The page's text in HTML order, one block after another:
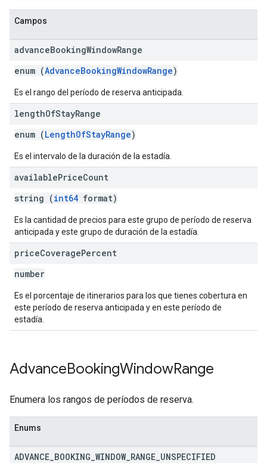
Campos
advanceBookingWindowRange
enum (AdvanceBookingWindowRange)
Es el rango del período de reserva anticipada.
lengthOfStayRange
enum (LengthOfStayRange)
Es el intervalo de la duración de la estadía.
availablePriceCount
string (int64 format)
Es la cantidad de precios para este grupo de período de reserva
anticipada y este grupo de duración de la estadía.
priceCoveragePercent
number
Es el porcentaje de itinerarios para los que tienes cobertura en
este período de reserva anticipada y en este período de
estadía.
AdvanceBookingWindowRange
Enumera los rangos de períodos de reserva.
Enums
ADVANCE BOOKING WINDOW_ RANGE UNSPECIFIED